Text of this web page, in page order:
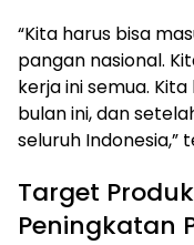
“Kita harus bisa
pangan nasional.
kerja ini semua.
bulan ini, dan
seluruh Indonesia,”
Target
Peningkatan